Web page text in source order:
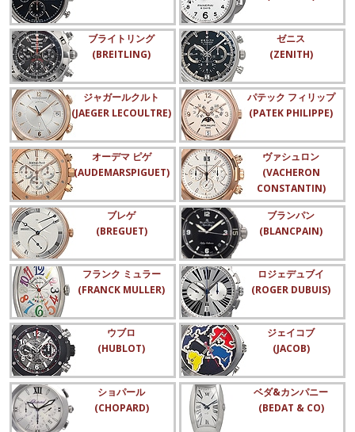
ブライトリング
(BREITLING)
ゼニス
(ZENITH)
ジャガールクルト
(JAEGER LECOULTRE)
パテック フィリップ
(PATEK PHILIPPE)
オーデマ ピゲ
(AUDEMARSPIGUET)
ヴァシュロン
(VACHERON
CONSTANTIN)
ブレゲ
(BREGUET)
ブランパン
(BLANCPAIN)
フランク ミュラー
(FRANCK MULLER)
ロジェデュブイ
(ROGER DUBUIS)
ウブロ
(HUBLOT)
ジェイコブ
(JACOB)
ショパール
(CHOPARD)
ベダ&カンパニー
(BEDAT & CO)